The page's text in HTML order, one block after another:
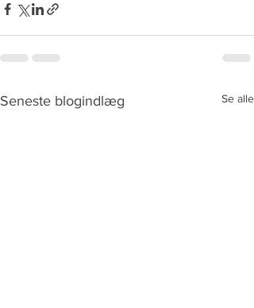
Seneste blogindlæg Se alle